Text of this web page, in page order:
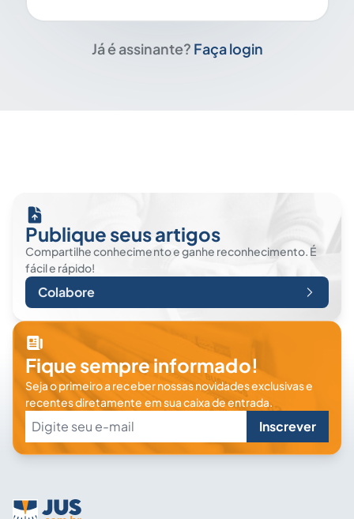
Já é assinante? Faça login
Publique seus artigos
Compartilhe conhecimento e ganhe reconhecimento. É
fácil e rápido!
Colabore
Fique sempre informado!
Seja o primeiro a receber nossas novidades exclusivas e
recentes diretamente em sua caixa de entrada.
Inscrever